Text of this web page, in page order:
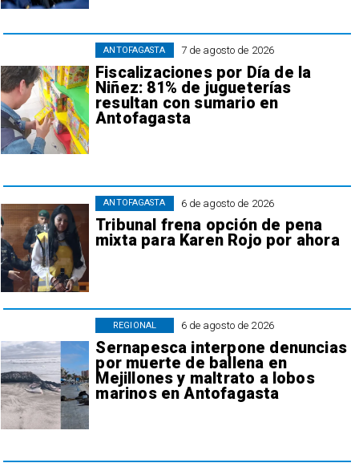
7 de agosto de 2026
Fiscalizaciones por Día de la
Niñez: 81% de jugueterías
resultan con sumario en
Antofagasta
ANTOFAGASTA
6 de agosto de 2026
Tribunal frena opción de pena
mixta para Karen Rojo por ahora
ANTOFAGASTA
6 de agosto de 2026
Sernapesca interpone denuncias
por muerte de ballena en
Mejillones y maltrato a lobos
marinos en Antofagasta
REGIONAL